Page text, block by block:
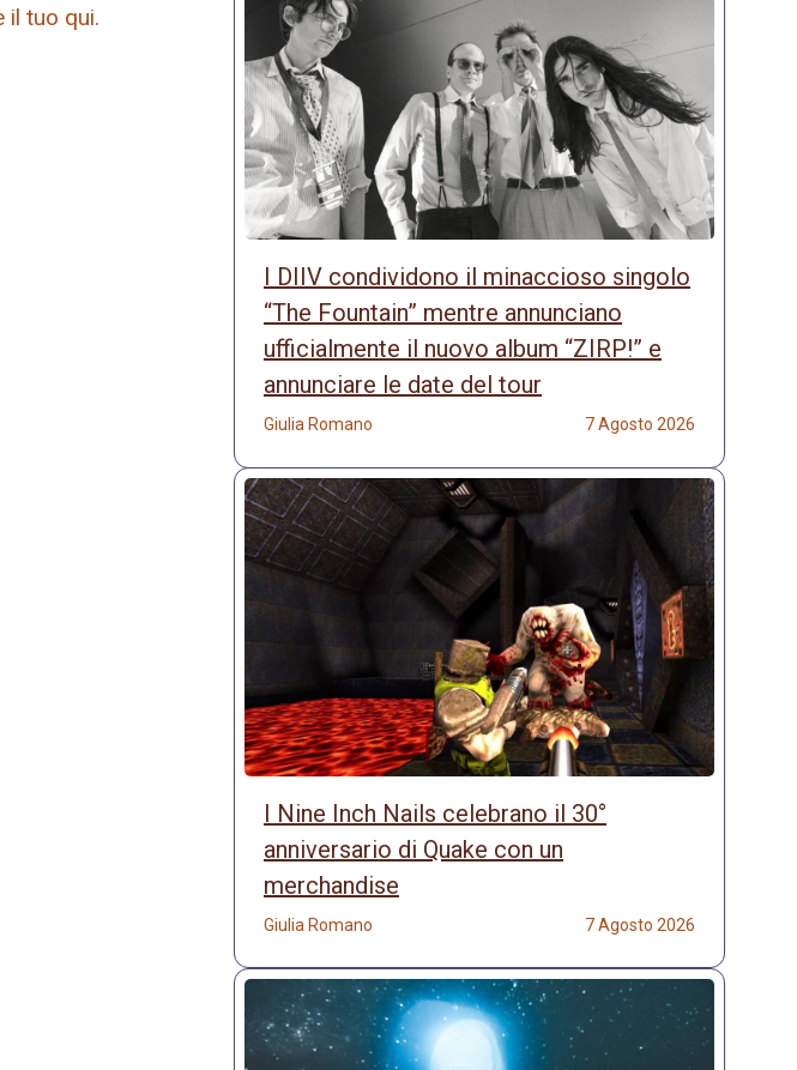
il tuo qui.
I DIIV condividono il minaccioso singolo
“The Fountain” mentre annunciano
ufficialmente il nuovo album “ZIRP!” e
annunciare le date del tour
Giulia Romano 7 Agosto 2026
I Nine Inch Nails celebrano il 30°
anniversario di Quake con un
merchandise
Giulia Romano 7 Agosto 2026